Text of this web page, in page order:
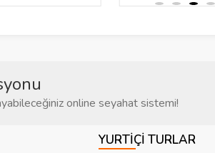
online seyahat sistemi!
YURTIÇI TURLAR